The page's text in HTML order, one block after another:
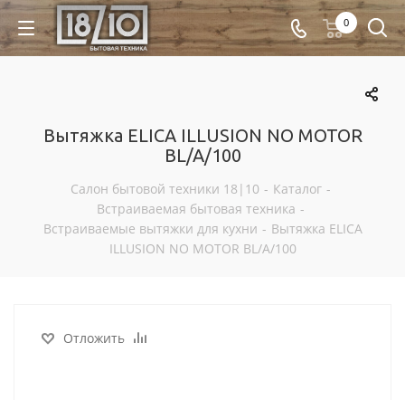
0
Вытяжка ELICA ILLUSION NO MOTOR
BL/A/100
Салон бытовой техники 18|10 - Каталог -
Встраиваемая бытовая техника -
Встраиваемые вытяжки для кухни - Вытяжка ELICA
ILLUSION NO MOTOR BL/A/100
Отложить